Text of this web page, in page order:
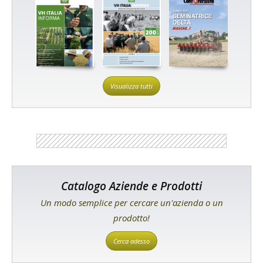
Visualizza tutti
Catalogo Aziende e Prodotti
Un modo semplice per cercare un'azienda o un
prodotto!
Cerca adesso